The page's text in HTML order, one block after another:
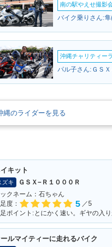
南の駅やえせ撮影
バイク乗りさん:
沖縄チャリティー
パル子さん:ＧＳ
縄のライダーを見る
キット
ズキ
ＧＳＸ−Ｒ１０００Ｒ
クネーム：石ちゃん
度：
5 ／5
ポイント:とにかく速い。ギヤの入
ルマイティーに走れるバイク